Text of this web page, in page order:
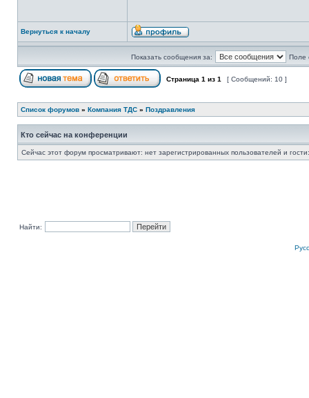
Вернуться к началу
Показать сообщения за: Поле
Страница 1 из 1 [ Сообщений: 10 ]
Список форумов » Компания ТДС » Поздравления
Кто сейчас на конференции
Сейчас этот форум просматривают: нет зарегистрированных пользователей и
Найти: